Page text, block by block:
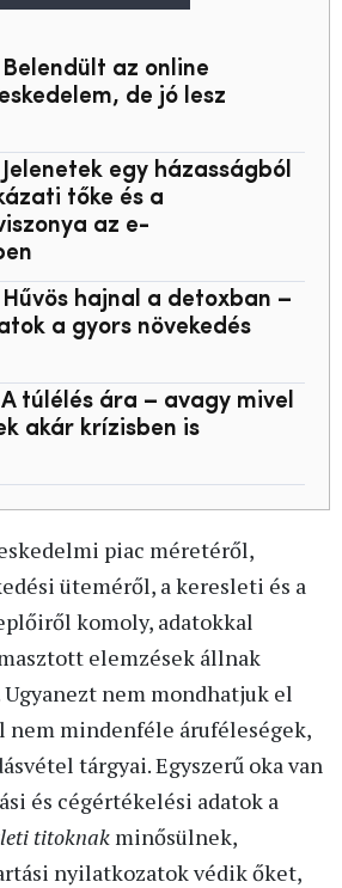
az online
de jó lesz
egy házasságból
tőke és a
az e-
hajnal a detoxban –
a gyors növekedés
túlélés ára – avagy mivel
akár krízisben is
piac méretéről,
üteméről, a keresleti és a
komoly, adatokkal
elemzések állnak
nem mondhatjuk el
nem mindenféle áruféleségek,
tárgyai. Egyszerű oka van
és cégértékelési adatok a
titoknak minősülnek,
nyilatkozatok védik őket,